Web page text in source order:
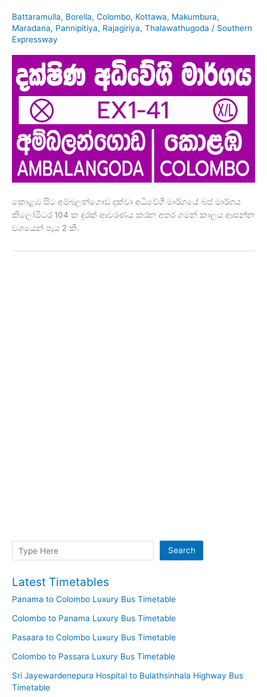
Battaramulla, Borella, Colombo, Kottawa, Makumbura,
Maradana, Pannipitiya, Rajagiriya, Thalawathugoda / Southern
Expressway
කොළඹ සිට අම්බලන්ගොඩ දක්වා අධිවේගී මාර්ගයේ බස් මාර්ගය
කිලෝමීටර 104 ක දුරක් ආවරණය කරන අතර ගමන් කාලය ආසන්න
වශයෙන් පැය 2 කි.
Search Search
Latest Timetables
Panama to Colombo Luxury Bus Timetable
Colombo to Panama Luxury Bus Timetable
Pasaara to Colombo Luxury Bus Timetable
Colombo to Passara Luxury Bus Timetable
Sri Jayewardenepura Hospital to Bulathsinhala Highway Bus
Timetable